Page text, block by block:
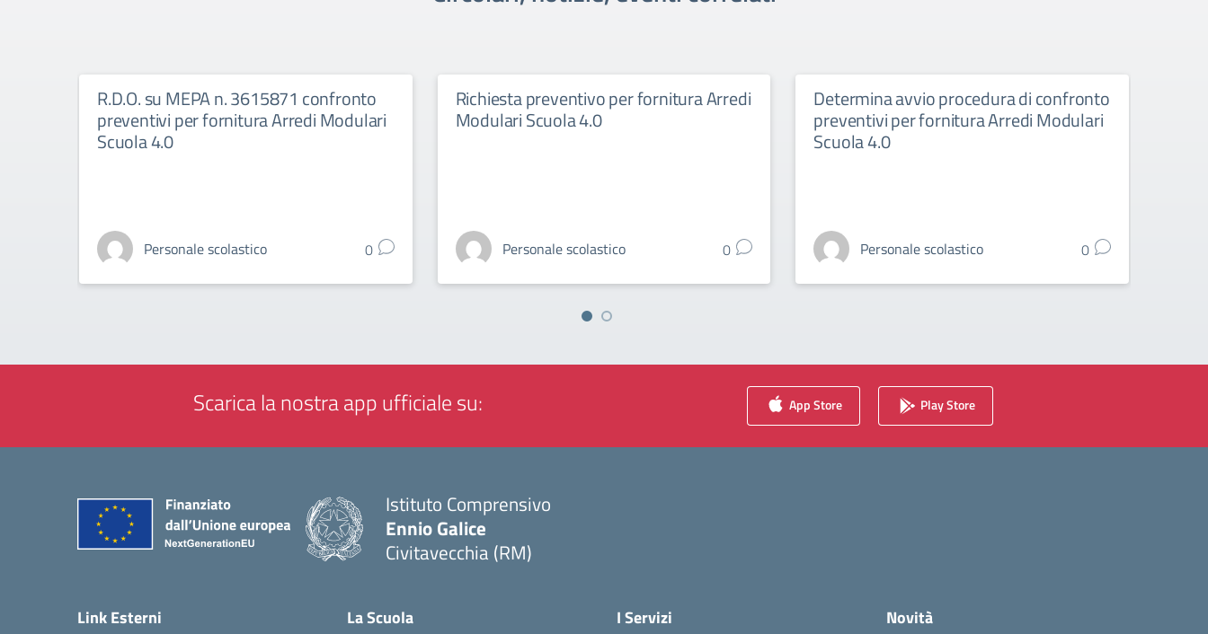
R.D.O. su MEPA n. 3615871 confronto
preventivi per fornitura Arredi Modulari
Scuola 4.0
Personale scolastico 0
Richiesta preventivo per fornitura Arredi
Modulari Scuola 4.0
Personale scolastico 0
Determina avvio procedura di confronto
preventivi per fornitura Arredi Modulari
Scuola 4.0
Personale scolastico 0
Scarica la nostra app ufficiale su: App Store Play Store
Istituto Comprensivo
Ennio Galice
Civitavecchia (RM)
Link Esterni La Scuola I Servizi Novità